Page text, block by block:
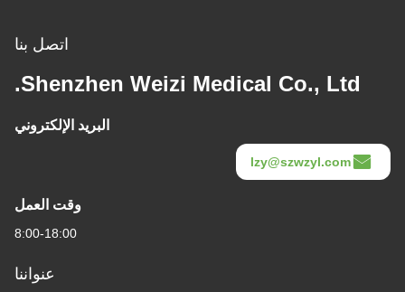
اتصل بنا
Shenzhen Weizi Medical Co., Ltd.
البريد الإلكتروني
lzy@szwzyl.com
وقت العمل
8:00-18:00
عنواننا